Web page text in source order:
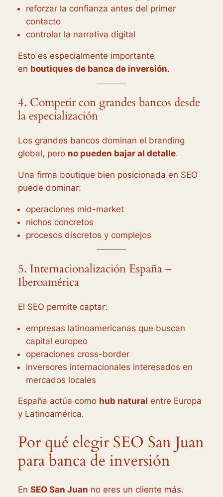
reforzar la confianza antes del primer
contacto
controlar la narrativa digital
Esto es especialmente importante
en boutiques de banca de inversión.
4. Competir con grandes bancos desde
la especialización
Los grandes bancos dominan el branding
global, pero no pueden bajar al detalle.
Una firma boutique bien posicionada en SEO
puede dominar:
operaciones mid-market
nichos concretos
procesos discretos y complejos
5. Internacionalización España –
Iberoamérica
El SEO permite captar:
empresas latinoamericanas que buscan
capital europeo
operaciones cross-border
inversores internacionales interesados en
mercados locales
España actúa como hub natural entre Europa
y Latinoamérica.
Por qué elegir SEO San Juan
para banca de inversión
En SEO San Juan no eres un cliente más.